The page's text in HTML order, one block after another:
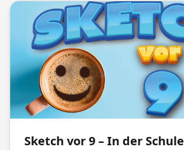
Sketch vor 9 – In der Schule